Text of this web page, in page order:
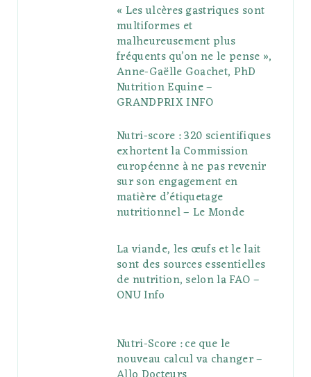
« Les ulcères gastriques sont
multiformes et
malheureusement plus
fréquents qu’on ne le pense »,
Anne-Gaëlle Goachet, PhD
Nutrition Equine –
GRANDPRIX INFO
Nutri-score : 320 scientifiques
exhortent la Commission
européenne à ne pas revenir
sur son engagement en
matière d’étiquetage
nutritionnel – Le Monde
La viande, les œufs et le lait
sont des sources essentielles
de nutrition, selon la FAO –
ONU Info
Nutri-Score : ce que le
nouveau calcul va changer –